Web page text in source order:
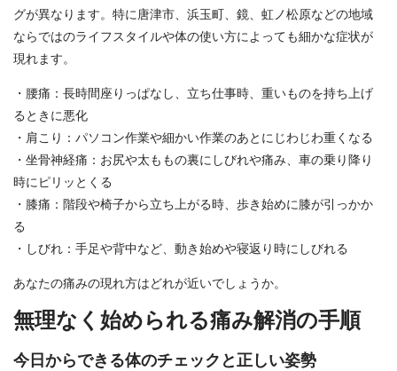
グが異なります。特に唐津市、浜玉町、鏡、虹ノ松原などの地域
ならではのライフスタイルや体の使い方によっても細かな症状が
現れます。
・腰痛：長時間座りっぱなし、立ち仕事時、重いものを持ち上げ
るときに悪化
・肩こり：パソコン作業や細かい作業のあとにじわじわ重くなる
・坐骨神経痛：お尻や太ももの裏にしびれや痛み、車の乗り降り
時にピリッとくる
・膝痛：階段や椅子から立ち上がる時、歩き始めに膝が引っかか
る
・しびれ：手足や背中など、動き始めや寝返り時にしびれる
あなたの痛みの現れ方はどれが近いでしょうか。
無理なく始められる痛み解消の手順
今日からできる体のチェックと正しい姿勢